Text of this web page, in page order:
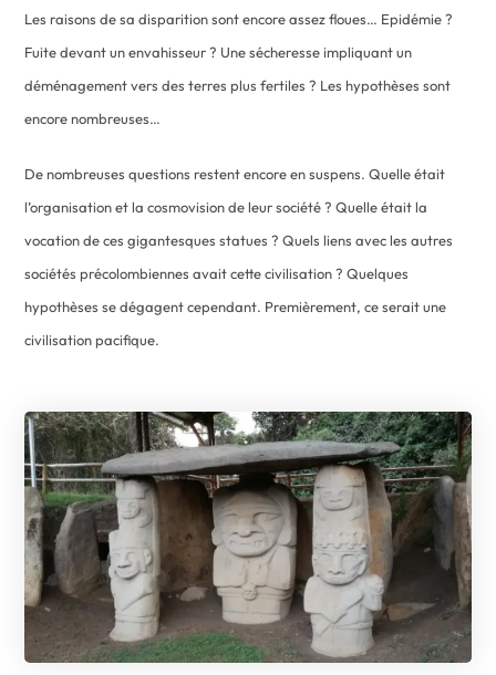
Les raisons de sa disparition sont encore assez floues… Epidémie ?
Fuite devant un envahisseur ? Une sécheresse impliquant un
déménagement vers des terres plus fertiles ? Les hypothèses sont
encore nombreuses…
De nombreuses questions restent encore en suspens. Quelle était
l’organisation et la cosmovision de leur société ? Quelle était la
vocation de ces gigantesques statues ? Quels liens avec les autres
sociétés précolombiennes avait cette civilisation ? Quelques
hypothèses se dégagent cependant. Premièrement, ce serait une
civilisation pacifique.